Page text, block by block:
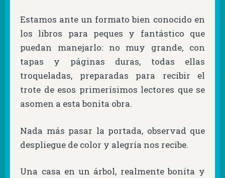
Estamos ante un formato bien conocido en
los libros para peques y fantástico que
puedan manejarlo: no muy grande, con
tapas y páginas duras, todas ellas
troqueladas, preparadas para recibir el
trote de esos primerísimos lectores que se
asomen a esta bonita obra.
Nada más pasar la portada, observad que
despliegue de color y alegría nos recibe.
Una casa en un árbol, realmente bonita y